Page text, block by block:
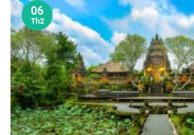
06
Th2